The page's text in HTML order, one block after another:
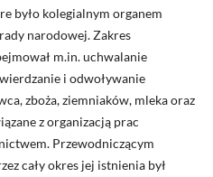
było kolegialnym organem
narodowej. Zakres
m.in. uchwalanie
i odwoływanie
zboża, ziemniaków, mleka oraz
z organizacją prac
Przewodniczącym
cały okres jej istnienia był